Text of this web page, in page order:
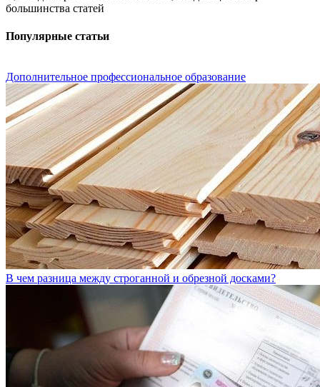
большинства статей
Популярные статьи
Дополнительное профессиональное образование
В чем разница между строганной и обрезной досками?